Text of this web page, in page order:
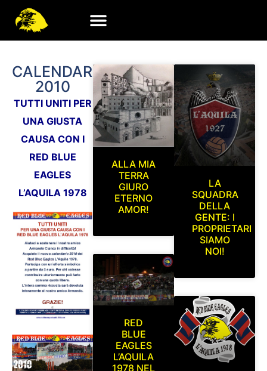
CALENDARIO
2010
TUTTI UNITI PER
UNA GIUSTA
CAUSA CON I
RED BLUE
EAGLES
L’AQUILA 1978
ALLA MIA
TERRA
GIURO
ETERNO
AMOR!
RED
BLUE
EAGLES
L’AQUILA
1978 NEL
LA
SQUADRA
DELLA
GENTE: I
PROPRIETARI
SIAMO
NOI!